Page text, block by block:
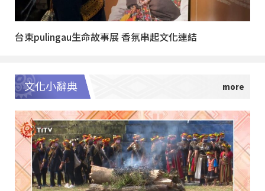
台東pulingau生命故事展 香氛串起文化連結
文化小辭典